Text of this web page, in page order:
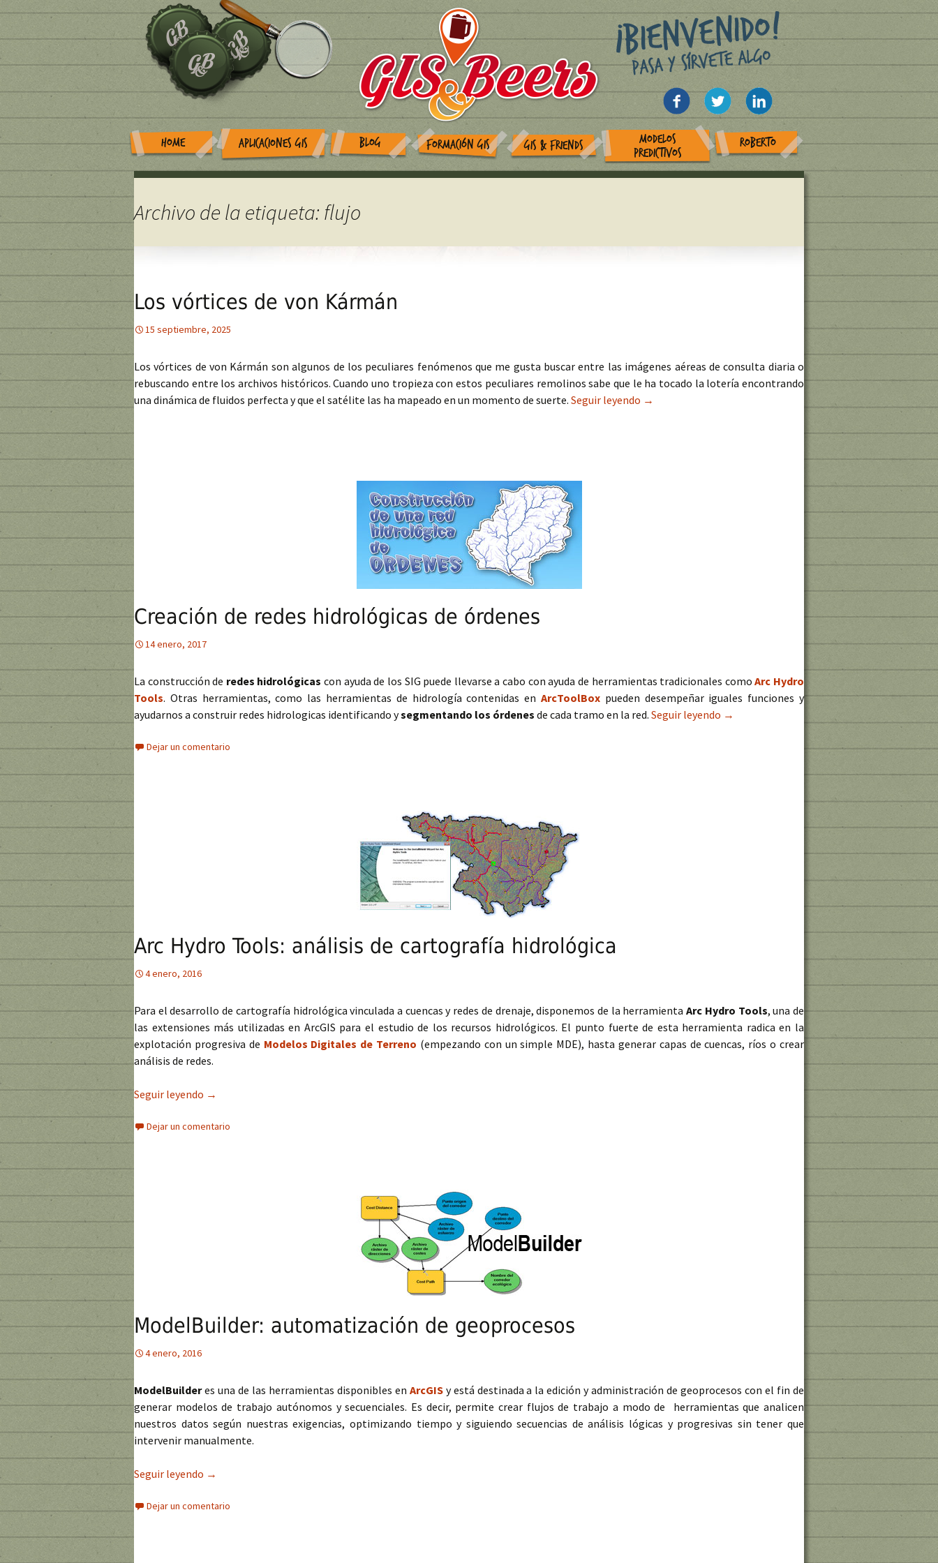
HOME APLICACIONES GIS BLOG FORMACIÓN GIS GIS & FRIENDS
MODELOS
PREDICTIVOS
ROBERTO
Archivo de la etiqueta: flujo
Los vórtices de von Kármán
15 septiembre, 2025
Los vórtices de von Kármán son algunos de los peculiares fenómenos que me gusta buscar entre las imágenes aéreas de consulta diaria o
rebuscando entre los archivos históricos. Cuando uno tropieza con estos peculiares remolinos sabe que le ha tocado la lotería encontrando
una dinámica de fluidos perfecta y que el satélite las ha mapeado en un momento de suerte. Seguir leyendo Los vórtices de von Kármán
→
Creación de redes hidrológicas de órdenes
14 enero, 2017
La construcción de redes hidrológicas con ayuda de los SIG puede llevarse a cabo con ayuda de herramientas tradicionales comoArc Hydro
Tools. Otras herramientas, como las herramientas de hidrología contenidas en ArcToolBox pueden desempeñar iguales funciones y
ayudarnos a construir redes hidrologicas identificando ysegmentando los órdenes de cada tramo en la red. Seguir leyendo Creación de redes hidrológicas de órdenes
→
Dejar un comentario
Arc Hydro Tools: análisis de cartografía hidrológica
4 enero, 2016
Para el desarrollo de cartografía hidrológica vinculada a cuencas y redes de drenaje, disponemos de la herramientaArc Hydro Tools, una de
las extensiones más utilizadas en ArcGIS para el estudio de los recursos hidrológicos. El punto fuerte de esta herramienta radica en la
explotación progresiva de Modelos Digitales de Terreno (empezando con un simple MDE), hasta generar capas de cuencas, ríos o crear
análisis de redes.
Seguir leyendo Arc Hydro Tools: análisis de cartografía hidrológica
→
Dejar un comentario
ModelBuilder: automatización de geoprocesos
4 enero, 2016
ModelBuilderes una de las herramientas disponibles en ArcGIS y está destinada a la edición y administración de geoprocesos con el fin de
generar modelos de trabajo autónomos y secuenciales. Es decir, permite crear flujos de trabajo a modo de herramientas que analicen
nuestros datos según nuestras exigencias, optimizando tiempo y siguiendo secuencias de análisis lógicas y progresivas sin tener que
intervenir manualmente.
Seguir leyendo ModelBuilder: automatización de geoprocesos
→
Dejar un comentario